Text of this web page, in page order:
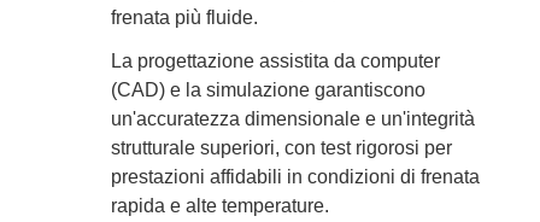
frenata più fluide.
La progettazione assistita da computer
(CAD) e la simulazione garantiscono
un'accuratezza dimensionale e un'integrità
strutturale superiori, con test rigorosi per
prestazioni affidabili in condizioni di frenata
rapida e alte temperature.